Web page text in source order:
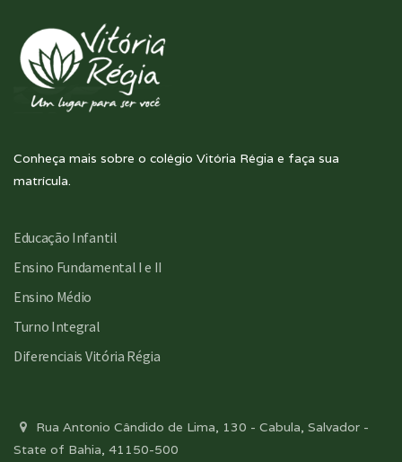
Conheça mais sobre o colégio Vitória Régia e faça sua
matrícula.
Educação Infantil
Ensino Fundamental I e II
Ensino Médio
Turno Integral
Diferenciais Vitória Régia
Rua Antonio Cândido de Lima, 130 - Cabula, Salvador -
State of Bahia, 41150-500